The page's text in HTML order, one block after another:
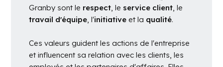
Granby sont le respect, le service client, le
travail d'équipe, l'initiative et la qualité.
Ces valeurs guident les actions de l'entreprise
et influencent sa relation avec les clients, les